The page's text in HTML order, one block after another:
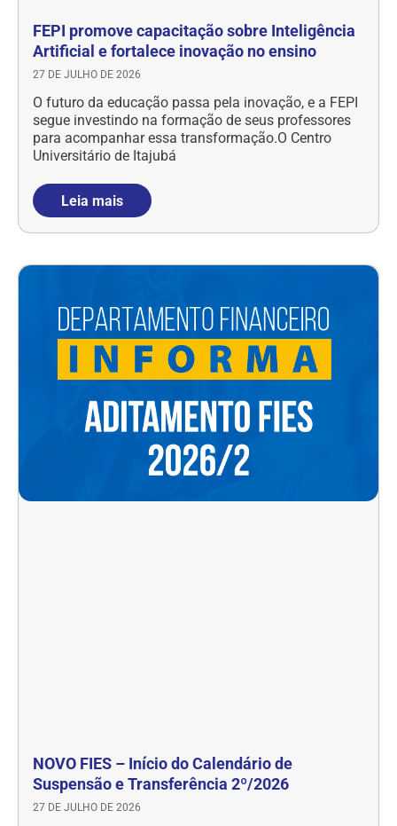
FEPI promove capacitação sobre Inteligência
Artificial e fortalece inovação no ensino
27 DE JULHO DE 2026
O futuro da educação passa pela inovação, e a FEPI
segue investindo na formação de seus professores
para acompanhar essa transformação.O Centro
Universitário de Itajubá
Leia mais
NOVO FIES – Início do Calendário de
Suspensão e Transferência 2º/2026
27 DE JULHO DE 2026